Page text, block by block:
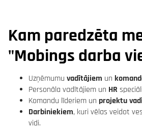
Kam paredzēta
"Mobings darba
Uzņēmumu vadītājiem un
Personāla vadītājiem un HR
Komandu līderiem un projektu
Darbiniekiem, kuri vēlas veidot
vidi.